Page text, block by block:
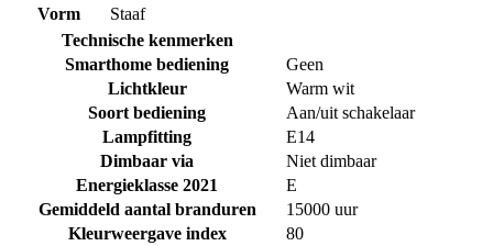
Vorm
Staaf
Technische kenmerken
Smarthome bediening
Geen
Lichtkleur
Warm wit
Soort bediening
Aan/uit schakelaar
Lampfitting
E14
Dimbaar via
Niet dimbaar
Energieklasse 2021
E
Gemiddeld aantal branduren
15000 uur
Kleurweergave index
80